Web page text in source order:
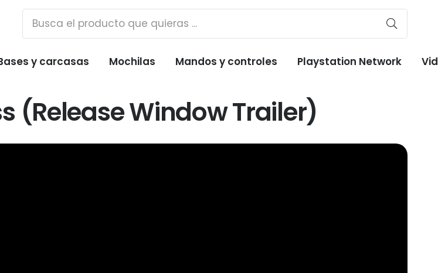
y carcasas Mochilas Mandos y controles Playstation Network
(Release Window Trailer)